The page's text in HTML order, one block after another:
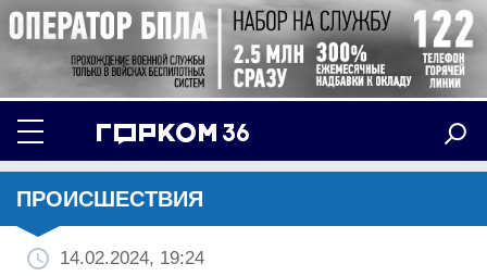
ПРОИСШЕСТВИЯ
14.02.2024, 19:24